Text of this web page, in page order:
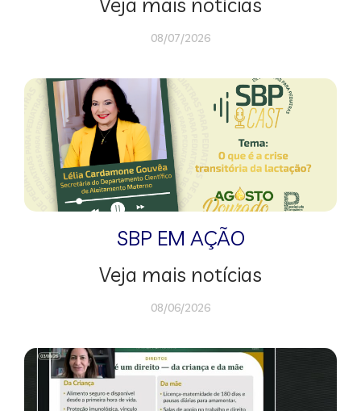
08/07/2026
SBP EM AÇÃO
Veja mais notícias
08/06/2026